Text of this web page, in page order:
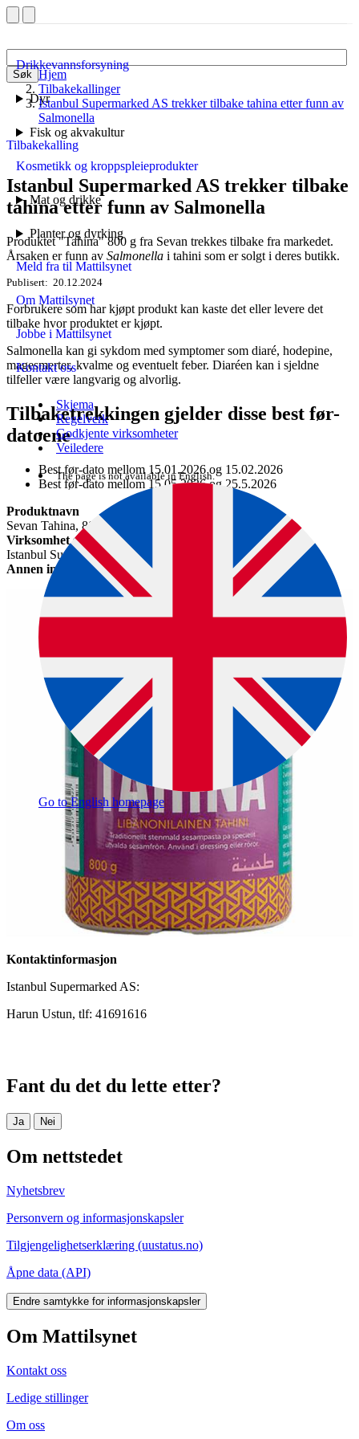
Søk
Drikkevannsforsyning
Dyr
Fisk og akvakultur
Kosmetikk og kroppspleieprodukter
Mat og drikke
Planter og dyrking
Meld fra til Mattilsynet
Om Mattilsynet
Jobbe i Mattilsynet
Kontakt oss
Skjema
Regelverk
Godkjente virksomheter
Veiledere
The page is not available in English.
Go to English homepage
Hjem
Tilbakekallinger
Istanbul Supermarked AS trekker tilbake tahina etter funn av
Salmonella
Tilbakekalling
Istanbul Supermarked AS trekker tilbake
tahina etter funn av Salmonella
Produktet "Tahina" 800 g fra Sevan trekkes tilbake fra markedet.
Årsaken er funn av Salmonella i tahini som er solgt i deres butikk.
Publisert 20.12.2024
Forbrukere som har kjøpt produkt kan kaste det eller levere det
tilbake hvor produktet er kjøpt.
Salmonella kan gi sykdom med symptomer som diaré, hodepine,
magesmerter, kvalme og eventuelt feber. Diaréen kan i sjeldne
tilfeller være langvarig og alvorlig.
Tilbaketrekkingen gjelder disse best før-
datoene
Best før-dato mellom 15.01.2026 og 15.02.2026
Best før-dato mellom 15.05.2026 og 25.5.2026
Produktnavn
Sevan Tahina, 800 g
Virksomhet som kaller tilbake varen
Istanbul Supermarked AS
Annen informasjon
Kontaktinformasjon
Istanbul Supermarked AS:
Harun Ustun, tlf: 41691616
Fant du det du lette etter?
Ja Nei
Om nettstedet
Nyhetsbrev
Personvern og informasjonskapsler
Tilgjengelighetserklæring (uustatus.no)
Åpne data (API)
Endre samtykke for informasjonskapsler
Om Mattilsynet
Kontakt oss
Ledige stillinger
Om oss